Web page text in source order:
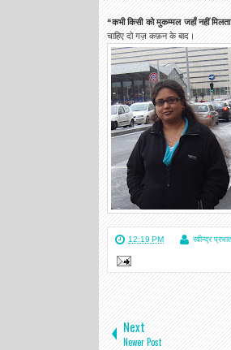
“कभी किसी को मुकम्मल जहाँ नहीं
चाहिए दो गज़ कफ़न के बाद ।
12:19 PM रवीन्द्र
Next
Newer Post